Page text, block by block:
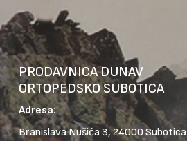
PRODAVNICA DUNAV
ORTOPEDSKO SUBOTICA
Adresa:
Branislava Nušića 3, 24000 Subotica